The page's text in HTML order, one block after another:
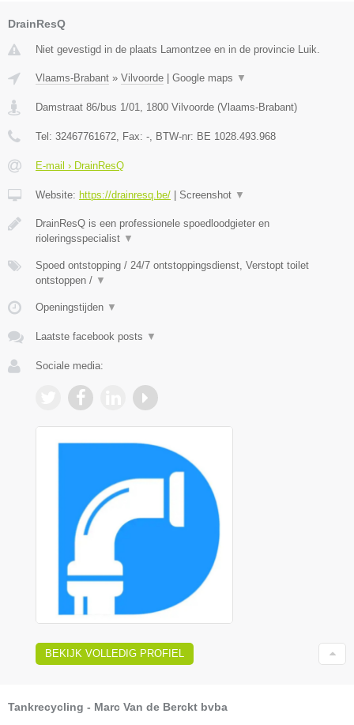
DrainResQ
Niet gevestigd in de plaats Lamontzee en in de provincie Luik.
Vlaams-Brabant » Vilvoorde | Google maps ▼
Damstraat 86/bus 1/01 1800 Vilvoorde (Vlaams-Brabant)
Tel: 32467761672 , Fax: - , BTW-nr: BE 1028.493.968
E-mail › DrainResQ
Website: https://drainresq.be/ | Screenshot ▼
DrainResQ is een professionele spoedloodgieter en
rioleringsspecialist ▼
Spoed ontstopping / 24/7 ontstoppingsdienst, Verstopt toilet
ontstoppen / ▼
Openingstijden ▼
Laatste facebook posts ▼
Sociale media:
BEKIJK VOLLEDIG PROFIEL
Tankrecycling - Marc Van de Berckt bvba